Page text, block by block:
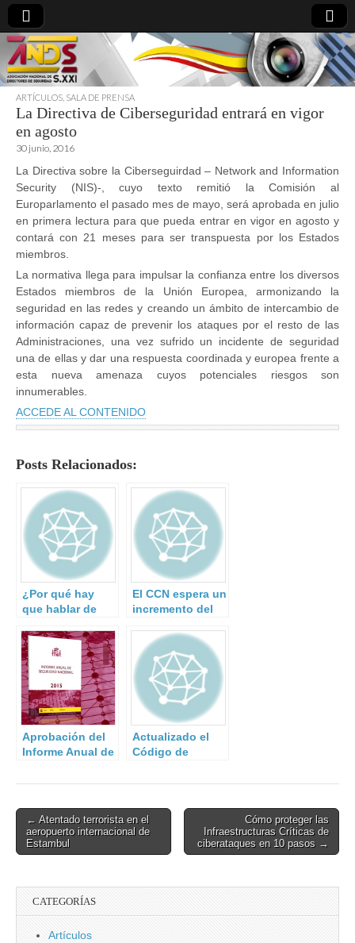
directoresdeseguridad.es
ARTÍCULOS SALA DE PRENSA
La Directiva de Ciberseguridad entrará en vigor
en agosto
30 junio, 2016
La Directiva sobre la Ciberseguirdad – Network and Information
Security (NIS)-, cuyo texto remitió la Comisión al
Europarlamento el pasado mes de mayo, será aprobada en julio
en primera lectura para que pueda entrar en vigor en agosto y
contará con 21 meses para ser transpuesta por los Estados
miembros.
La normativa llega para impulsar la confianza entre los diversos
Estados miembros de la Unión Europea, armonizando la
seguridad en las redes y creando un ámbito de intercambio de
información capaz de prevenir los ataques por el resto de las
Administraciones, una vez sufrido un incidente de seguridad
una de ellas y dar una respuesta coordinada y europea frente a
esta nueva amenaza cuyos potenciales riesgos son
innumerables.
ACCEDE AL CONTENIDO
Posts Relacionados:
¿Por qué hay
que hablar de
gestión del
riesgo de
desastres?
El CCN espera un
incremento del
ciberataques a la
Administración y
a empresas de
interés
estratégico.
Aprobación del
Informe Anual de
Nacional 2015
Actualizado el
Código de
Ciberseguridad
Post
navigation
← Atentado terrorista en el
aeropuerto internacional de
Estambul
Cómo proteger las
Infraestructuras Críticas de
ciberataques en 10 pasos →
CATEGORÍAS
Artículos